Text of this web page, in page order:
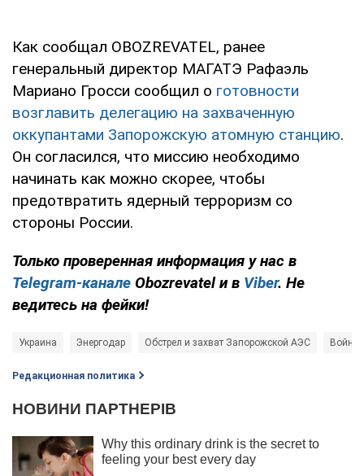
Как сообщал OBOZREVATEL, ранее
генеральный директор МАГАТЭ Рафаэль
Мариано Гросси сообщил о готовности
возглавить делегацию на захваченную
оккупантами Запорожскую атомную станцию.
Он согласился, что миссию необходимо
начинать как можно скорее, чтобы
предотвратить ядерный терроризм со
стороны России.
Только проверенная информация у нас в
Telegram-канале Obozrevatel и в Viber. Не
ведитесь на фейки!
Украина Энергодар Обстрел и захват Запорожской АЭС Война
Редакционная политика